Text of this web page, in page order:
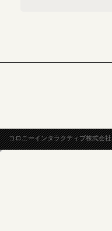
コロニーインタラクティブ株式会社